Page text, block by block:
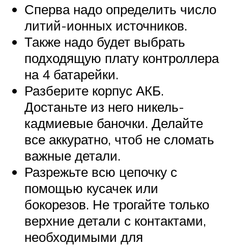
Сперва надо определить число
литий-ионных источников.
Также надо будет выбрать
подходящую плату контроллера
на 4 батарейки.
Разберите корпус АКБ.
Достаньте из него никель-
кадмиевые баночки. Делайте
все аккуратно, чтоб не сломать
важные детали.
Разрежьте всю цепочку с
помощью кусачек или
бокорезов. Не трогайте только
верхние детали с контактами,
необходимыми для